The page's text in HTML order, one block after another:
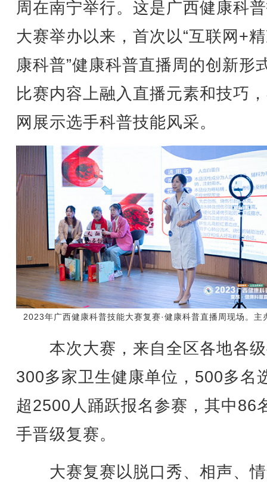
周在南宁举行。这是广西健康科
大赛举办以来，首次以“互联网+
康科普”健康科普直播周的创新形
比赛内容上融入直播元素和技巧
网展示选手科普技能风采。
2023年广西健康科普技能大赛复赛·健康科普直播周现场。主
本次大赛，来自全区各地各
300多家卫生健康单位，500多名
超2500人踊跃报名参赛，其中86
手晋级复赛。
大赛复赛以脱口秀、相声、